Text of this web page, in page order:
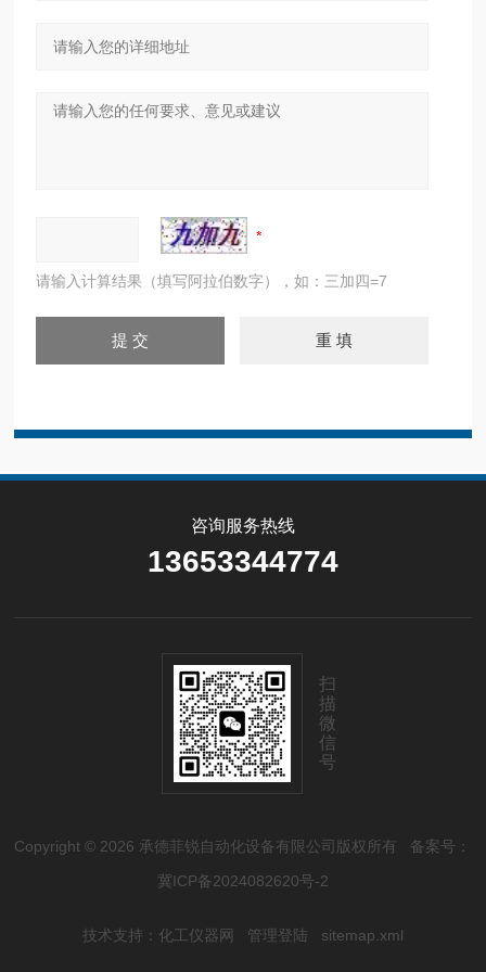
请输入计算结果（填写阿拉伯数字），如：三加四=7
咨询服务热线
13653344774
扫
描
微
信
号
Copyright © 2026 承德菲锐自动化设备有限公司版权所有 备案号：
冀ICP备2024082620号-2
技术支持： 化工仪器网 管理登陆 sitemap.xml